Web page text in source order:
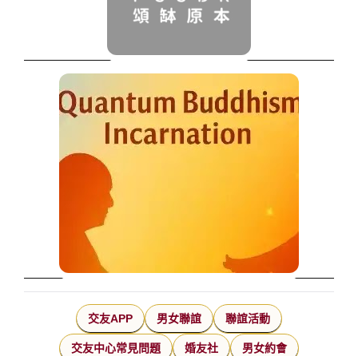
交友APP 男女聯誼 聯誼活動
交友中心常見問題 婚友社 男女約會